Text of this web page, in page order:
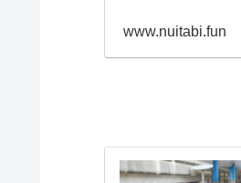
www.nuitabi.fun